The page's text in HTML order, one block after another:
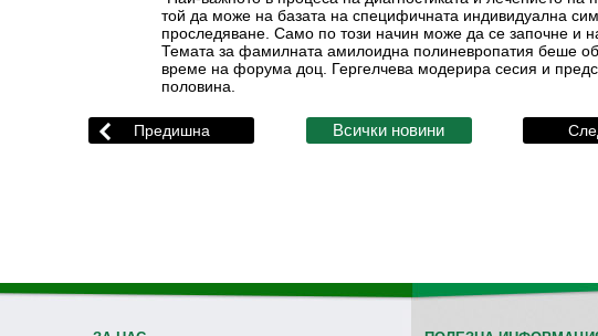
той да може на базата на специфичната индивидуална
проследяване. Само по този начин може да се започне и
Темата за фамилната амилоидна полиневропатия беше
време на форума доц. Гергелчева модерира сесия и
половина.